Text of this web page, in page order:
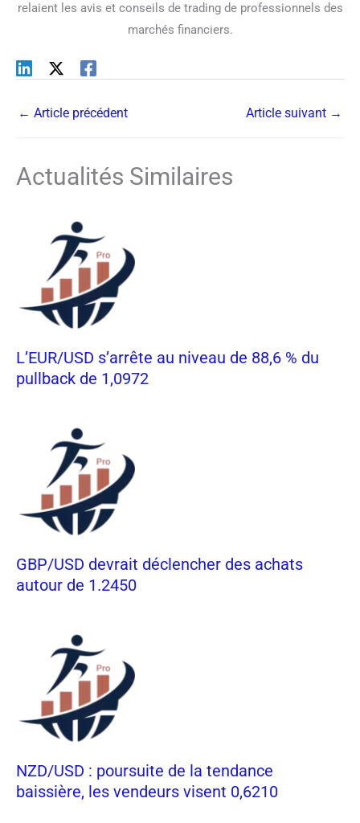
relaient les avis et conseils de trading de professionnels des
marchés financiers.
← Article précédent Article suivant →
Actualités Similaires
L’EUR/USD s’arrête au niveau de 88,6 % du
pullback de 1,0972
GBP/USD devrait déclencher des achats
autour de 1.2450
NZD/USD : poursuite de la tendance
baissière, les vendeurs visent 0,6210